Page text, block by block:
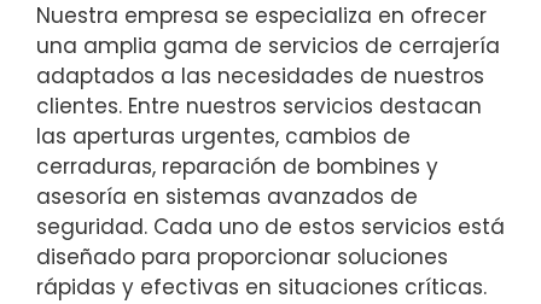
Nuestra empresa se especializa en ofrecer
una amplia gama de servicios de cerrajería
adaptados a las necesidades de nuestros
clientes. Entre nuestros servicios destacan
las aperturas urgentes, cambios de
cerraduras, reparación de bombines y
asesoría en sistemas avanzados de
seguridad. Cada uno de estos servicios está
diseñado para proporcionar soluciones
rápidas y efectivas en situaciones críticas.